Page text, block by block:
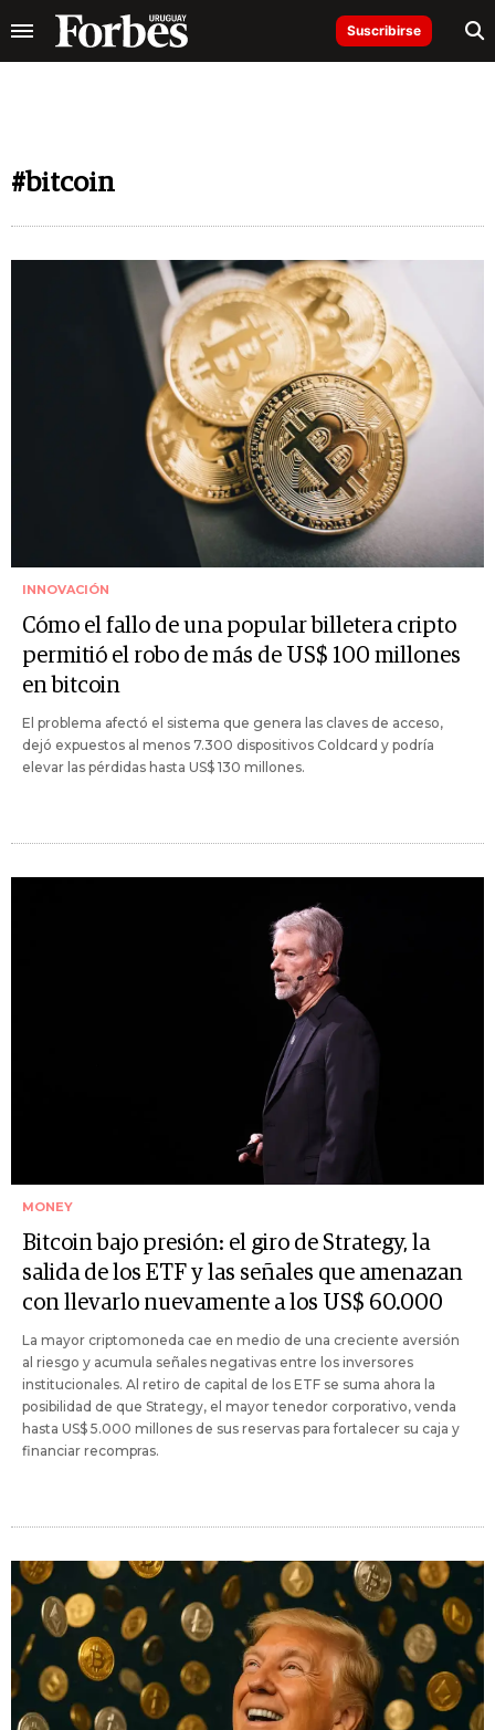
Suscribirse
#bitcoin
INNOVACIÓN
Cómo el fallo de una popular billetera cripto
permitió el robo de más de US$ 100 millones
en bitcoin
El problema afectó el sistema que genera las claves de acceso,
dejó expuestos al menos 7.300 dispositivos Coldcard y podría
elevar las pérdidas hasta US$ 130 millones.
MONEY
Bitcoin bajo presión: el giro de Strategy, la
salida de los ETF y las señales que amenazan
con llevarlo nuevamente a los US$ 60.000
La mayor criptomoneda cae en medio de una creciente aversión
al riesgo y acumula señales negativas entre los inversores
institucionales. Al retiro de capital de los ETF se suma ahora la
posibilidad de que Strategy, el mayor tenedor corporativo, venda
hasta US$ 5.000 millones de sus reservas para fortalecer su caja y
financiar recompras.